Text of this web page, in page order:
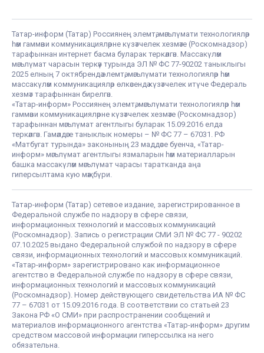
Татар-информ (Татар) Россиянең элемтә, мәгълүмати технологияләр
һәм гаммәви коммуникацияләрне күзәтчелек хезмәте (Роскомнадзор)
тарафыннан интернет басма буларак теркәлгән. Массакүләм
мәгълүмат чарасын теркәү турында ЭЛ № ФС 77-90202 таныклыгы
2025 елның 7 октябрендә элемтә, мәгълүмати технологияләр һәм
массакүләм коммуникацияләр өлкәсендә күзәтчелек итүче Федераль
хезмәт тарафыннан бирелгән.
«Татар-информ» Россиянең элемтә, мәгълүмати технологияләр һәм
гаммәви коммуникацияләрне күзәтчелек хезмәте (Роскомнадзор)
тарафыннан мәгълүмат агентлыгы буларак 15.09.2016 елда
теркәлгән. Гамәлдәге таныклык номеры – № ФС 77 – 67031. РФ
«Матбугат турында» законының 23 маддәсе буенча, «Татар-
информ» мәгълүмат агентлыгы язмаларын һәм материалларын
башка массакүләм мәгълүмат чарасы таратканда аңа
гиперсылтама кую мәҗбүри.
Татар-информ (Татар) сетевое издание, зарегистрированное в
Федеральной службе по надзору в сфере связи,
информационных технологий и массовых коммуникаций
(Роскомнадзор). Запись о регистрации СМИ ЭЛ № ФС 77 - 90202
07.10.2025 выдано Федеральной службой по надзору в сфере
связи, информационных технологий и массовых коммуникаций.
«Татар-информ» зарегистрировано как информационное
агентство в Федеральной службе по надзору в сфере связи,
информационных технологий и массовых коммуникаций
(Роскомнадзор). Номер действующего свидетельства ИА № ФС
77 – 67031 от 15.09.2016 года. В соответствии со статьей 23
Закона РФ «О СМИ» при распространении сообщений и
материалов информационного агентства «Татар-информ» другим
средством массовой информации гиперссылка на него
обязательна.